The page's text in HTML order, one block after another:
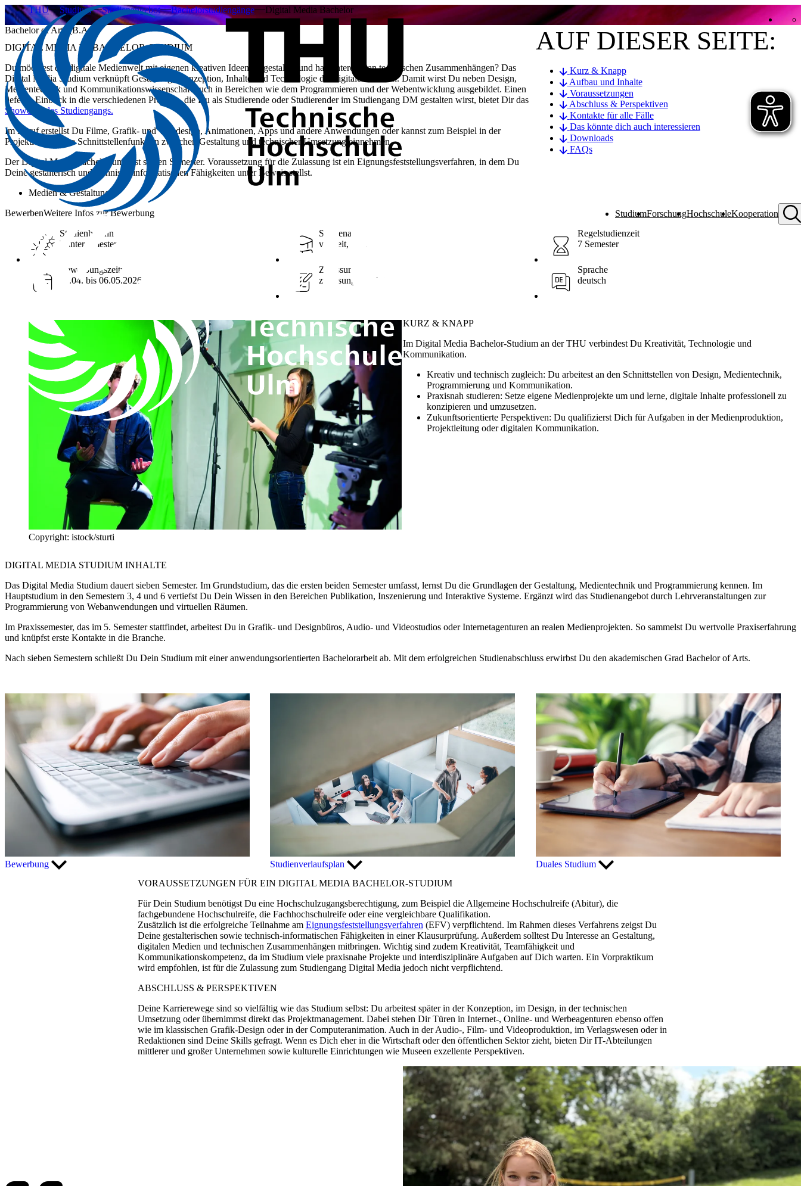
StudiumForschungHochschuleKooperation
THU Studium Studienangebot Bachelorstudiengänge
Digital Media Bachelor
Bachelor of Arts (B.A.)
DIGITAL MEDIA IM BACHELOR-STUDIUM
Du möchtest die digitale Medienwelt mit eigenen kreativen Ideen mitgestalten und hast Interesse an technischen Zusammenhängen? Das
Digital Media Studium verknüpft Gestaltung, Konzeption, Inhalte und Technologie der digitalen Medien. Damit wirst Du neben Design,
Medientechnik und Kommunikationswissenschaft auch in Bereichen wie dem Programmieren und der Webentwicklung ausgebildet. Einen
tieferen​ Einblick in die verschiedenen Projekte, die Du als Studierende oder Studierender im Studiengang DM gestalten wirst, bietet Dir das
Showcase des Studiengangs​.
Im Beruf erstellst Du Filme, Grafik- und Webdesign, Animationen, Apps und andere Anwendungen oder kannst zum Beispiel in der
Projektleitung eine Schnittstellenfunktion zwischen Gestaltung und technischer Umsetzung einnehmen.
Der Digital Media Bachelor umfasst sieben Semester. Voraussetzung für die Zulassung ist ein Eignungsfeststellungsverfahren, in dem Du
Deine gestalterisch und technisch-informatischen Fähigkeiten unter Beweis stellst.
Medien & Gestaltung
BewerbenWeitere Infos zur Bewerbung
AUF DIESER SEITE:
Kurz & Knapp
Aufbau und Inhalte
Voraussetzungen
Abschluss & Perspektiven
Kontakte für alle Fälle
Das könnte dich auch interessieren
Downloads
FAQs
Studienbeginn
Wintersemester
Studienart
vollzeit, dual
Regelstudienzeit
7 Semester
Bewerbungszeitraum
01.04. bis 06.05.2026
Zulassung
zulassungsbeschränkt
Sprache
deutsch
Copyright: istock/sturti
KURZ & KNAPP
Im Digital Media Bachelor-Studium an der THU verbindest Du Kreativität, Technologie und
Kommunikation.
Kreativ und technisch zugleich: Du arbeitest an den Schnittstellen von Design, Medientechnik,
Programmierung und Kommunikation.
Praxisnah studieren: Setze eigene Medienprojekte um und lerne, digitale Inhalte professionell zu
konzipieren und umzusetzen.
Zukunftsorientierte Perspektiven: Du qualifizierst Dich für Aufgaben in der Medienproduktion,
Projektleitung oder digitalen Kommunikation.
DIGITAL MEDIA STUDIUM INHALTE
Das Digital Media Studium dauert sieben Semester. Im Grundstudium, das die ersten beiden Semester umfasst, lernst Du die Grundlagen der Gestaltung, Medientechnik und Programmierung kennen. Im
Hauptstudium in den Semestern 3, 4 und 6 vertiefst Du Dein Wissen in den Bereichen Publikation, Inszenierung und Interaktive Systeme. Ergänzt wird das Studienangebot durch Lehrveranstaltungen zur
Programmierung von Webanwendungen und virtuellen Räumen.
Im Praxissemester, das im 5. Semester stattfindet, arbeitest Du in Grafik- und Designbüros, Audio- und Videostudios oder Internetagenturen an realen Medienprojekten. So sammelst Du wertvolle Praxiserfahrung
und knüpfst erste Kontakte in die Branche.
Nach sieben Semestern schließt Du Dein Studium mit einer anwendungsorientierten Bachelorarbeit ab. Mit dem erfolgreichen Studienabschluss erwirbst Du den akademischen Grad Bachelor of Arts.
Bewerbung Studienverlaufsplan
Duales Studium
VORAUSSETZUNGEN FÜR EIN DIGITAL MEDIA BACHELOR-STUDIUM
Für Dein Studium benötigst Du eine Hochschulzugangsberechtigung, zum Beispiel die Allgemeine Hochschulreife (Abitur), die
fachgebundene Hochschulreife, die Fachhochschulreife oder eine vergleichbare Qualifikation.
Zusätzlich ist die erfolgreiche Teilnahme am Eignungsfeststellungsverfahren (EFV) verpflichtend. Im Rahmen dieses Verfahrens zeigst Du
Deine gestalterischen sowie technisch-informatischen Fähigkeiten in einer Klausurprüfung. Außerdem solltest Du Interesse an Gestaltung,
digitalen Medien und technischen Zusammenhängen mitbringen. Wichtig sind zudem Kreativität, Teamfähigkeit und
Kommunikationskompetenz, da im Studium viele praxisnahe Projekte und interdisziplinäre Aufgaben auf Dich warten. Ein Vorpraktikum
wird empfohlen, ist für die Zulassung zum Studiengang Digital Media jedoch nicht verpflichtend.
ABSCHLUSS & PERSPEKTIVEN
Deine Karrierewege sind so vielfältig wie das Studium selbst: Du arbeitest später in der Konzeption, im Design, in der technischen
Umsetzung oder übernimmst direkt das Projektmanagement. Dabei stehen Dir Türen in Internet-, Online- und Werbeagenturen ebenso offen
wie im klassischen Grafik-Design oder in der Computeranimation. Auch in der Audio-, Film- und Videoproduktion, im Verlagswesen oder in
Redaktionen sind Deine Skills gefragt. Wenn es Dich eher in die Wirtschaft oder den öffentlichen Sektor zieht, bieten Dir IT-Abteilungen
mittlerer und großer Unternehmen sowie kulturelle Einrichtungen wie Museen exzellente Perspektiven.